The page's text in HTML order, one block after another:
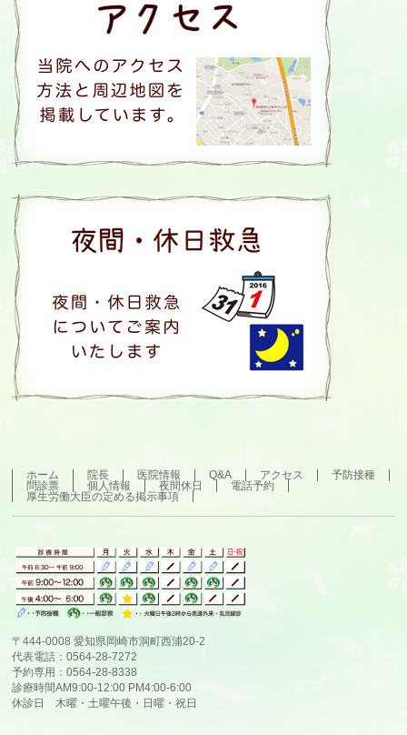
ホーム 院長 医院情報 Q&A アクセス
予防接種
問診票
個人情報 夜間休日
電話予約
厚生労働大臣の定める掲示事項
〒444-0008 愛知県岡崎市洞町西浦20-2
代表電話：0564-28-7272
予約専用：0564-28-8338
診療時間AM9:00-12:00 PM4:00-6:00
休診日 木曜・土曜午後・日曜・祝日